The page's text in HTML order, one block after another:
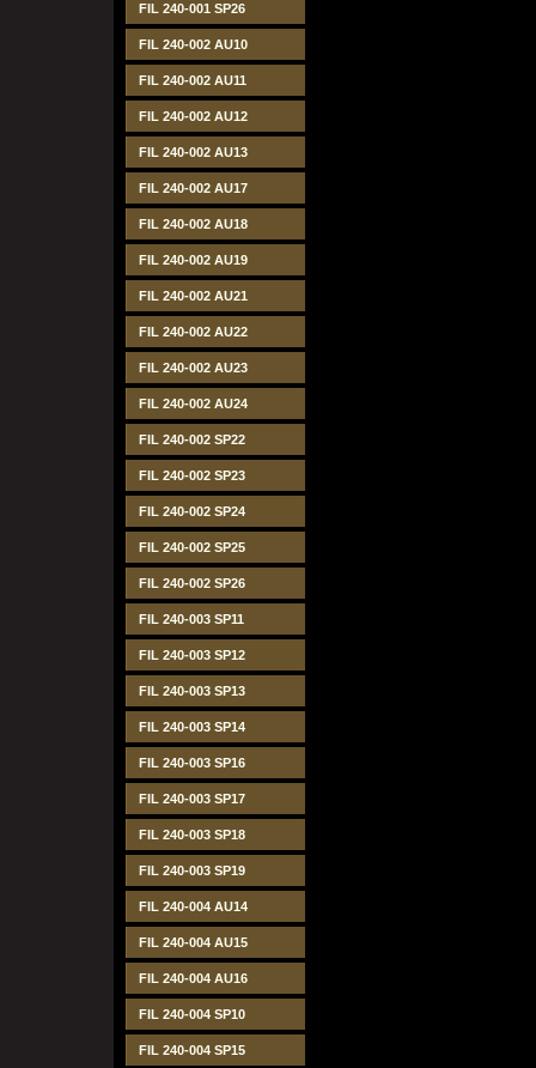
FIL 240-001 SP26
FIL 240-002 AU10
FIL 240-002 AU11
FIL 240-002 AU12
FIL 240-002 AU13
FIL 240-002 AU17
FIL 240-002 AU18
FIL 240-002 AU19
FIL 240-002 AU21
FIL 240-002 AU22
FIL 240-002 AU23
FIL 240-002 AU24
FIL 240-002 SP22
FIL 240-002 SP23
FIL 240-002 SP24
FIL 240-002 SP25
FIL 240-002 SP26
FIL 240-003 SP11
FIL 240-003 SP12
FIL 240-003 SP13
FIL 240-003 SP14
FIL 240-003 SP16
FIL 240-003 SP17
FIL 240-003 SP18
FIL 240-003 SP19
FIL 240-004 AU14
FIL 240-004 AU15
FIL 240-004 AU16
FIL 240-004 SP10
FIL 240-004 SP15